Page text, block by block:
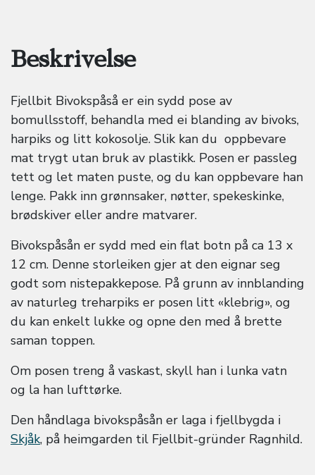
Beskrivelse
Fjellbit Bivokspåså er ein sydd pose av
bomullsstoff, behandla med ei blanding av bivoks,
harpiks og litt kokosolje. Slik kan du oppbevare
mat trygt utan bruk av plastikk. Posen er passleg
tett og let maten puste, og du kan oppbevare han
lenge. Pakk inn grønnsaker, nøtter, spekeskinke,
brødskiver eller andre matvarer.
Bivokspåsån er sydd med ein flat botn på ca 13 x
12 cm. Denne storleiken gjer at den eignar seg
godt som nistepakkepose. På grunn av innblanding
av naturleg treharpiks er posen litt «klebrig», og
du kan enkelt lukke og opne den med å brette
saman toppen.
Om posen treng å vaskast, skyll han i lunka vatn
og la han lufttørke.
Den håndlaga bivokspåsån er laga i fjellbygda i
Skjåk, på heimgarden til Fjellbit-gründer Ragnhild.